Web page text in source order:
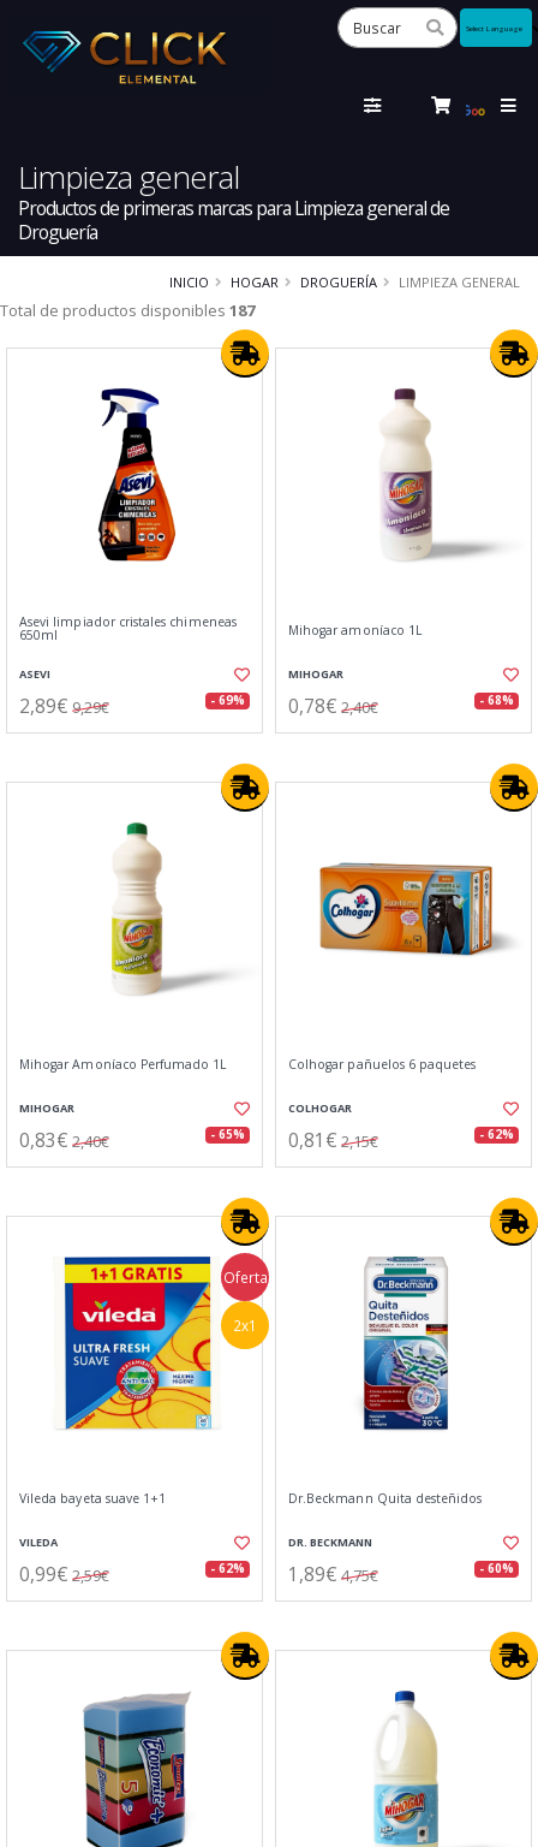
Limpieza general
Productos de primeras marcas para Limpieza general de
Droguería
INICIO HOGAR DROGUERÍA LIMPIEZA GENERAL
Total de productos disponibles 187
Asevi limpiador cristales chimeneas
650ml
ASEVI
2,89€ 9,29€ - 69%
Mihogar amoníaco 1L
MIHOGAR
0,78€ 2,40€ - 68%
Mihogar Amoníaco Perfumado 1L
MIHOGAR
0,83€ 2,40€ - 65%
Colhogar pañuelos 6 paquetes
COLHOGAR
0,81€ 2,15€ - 62%
Oferta
2x1
Vileda bayeta suave 1+1
VILEDA
0,99€ 2,59€ - 62%
Dr.Beckmann Quita desteñidos
DR. BECKMANN
1,89€ 4,75€ - 60%